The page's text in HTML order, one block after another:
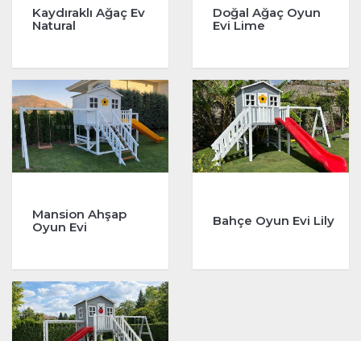
Kaydıraklı Ağaç Ev
Natural
Doğal Ağaç Oyun
Evi Lime
Mansion Ahşap
Oyun Evi
Bahçe Oyun Evi Lily